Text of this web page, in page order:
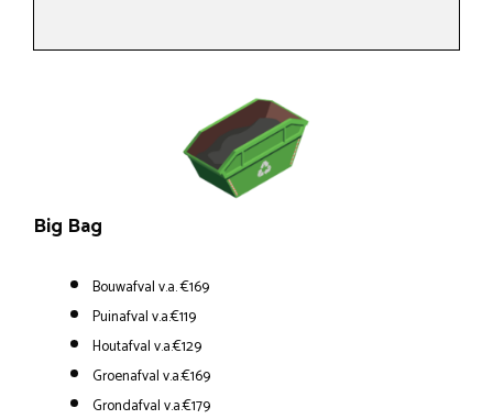
Big Bag
Bouwafval v.a. €169
Puinafval v.a.€119
Houtafval v.a.€129
Groenafval v.a.€169
Grondafval v.a.€179